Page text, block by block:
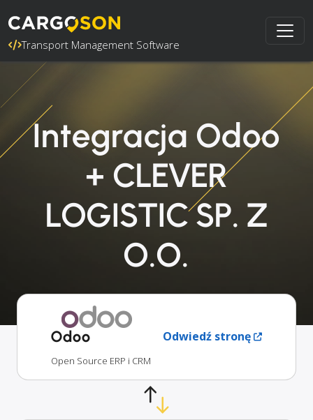
Transport Management Software
Integracja Odoo
+ CLEVER
LOGISTIC SP. Z
O.O.
Odoo Odwiedź stronę
Open Source ERP i CRM